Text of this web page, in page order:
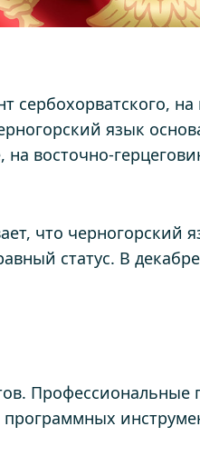
язык
восточно-
что
статус. В